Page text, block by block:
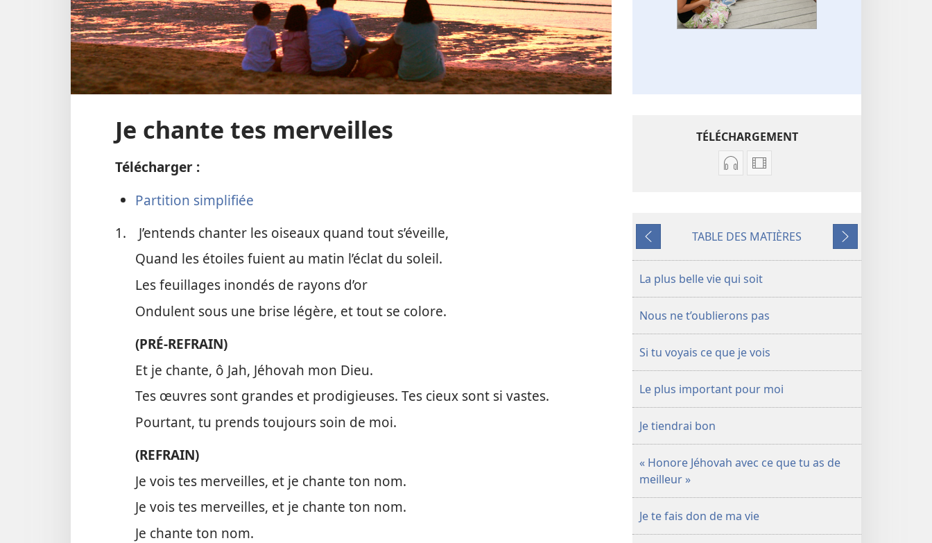
Je chante tes merveilles
Télécharger :
Partition simplifiée
1.
J’entends chanter les oiseaux quand tout s’éveille,
Quand les étoiles fuient au matin l’éclat du soleil.
Les feuillages inondés de rayons d’or
Ondulent sous une brise légère, et tout se colore.
(PRÉ-REFRAIN)
Et je chante, ô Jah, Jéhovah mon Dieu.
Tes œuvres sont grandes et prodigieuses. Tes cieux sont si vastes.
Pourtant, tu prends toujours soin de moi.
(REFRAIN)
Je vois tes merveilles, et je chante ton nom.
Je vois tes merveilles, et je chante ton nom.
Je chante ton nom.
TÉLÉCHARGEMENT
Options
enregistrements
Chansons
Options
vidéos
Précédent
TABLE DES MATIÈRES
Suivant
La plus belle vie qui soit
Nous ne t’oublierons pas
Si tu voyais ce que je vois
Le plus important pour moi
Je tiendrai bon
« Honore Jéhovah avec ce que tu as de
meilleur »
Je te fais don de ma vie